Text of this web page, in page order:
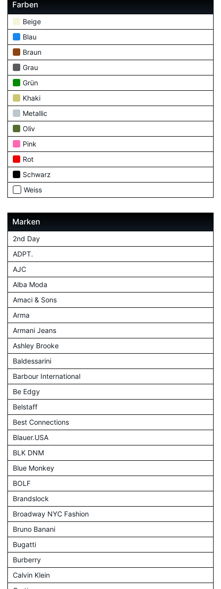
Farben
Beige
Blau
Braun
Grau
Grün
Khaki
Metallic
Oliv
Pink
Rot
Schwarz
Weiss
Marken
2nd Day
ADPT.
AJC
Alba Moda
Amaci & Sons
Arma
Armani Jeans
Ashley Brooke
Baldessarini
Barbour International
Be Edgy
Belstaff
Best Connections
Blauer.USA
BLK DNM
Blue Monkey
BOLF
Brandslock
Broadway NYC Fashion
Bruno Banani
Bugatti
Burberry
Calvin Klein